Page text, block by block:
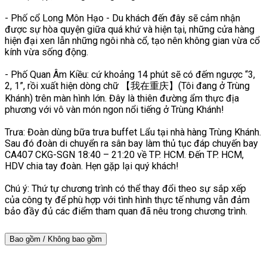
- Phố cổ Long Môn Hạo - Du khách đến đây sẽ cảm nhận
được sự hòa quyện giữa quá khứ và hiện tại, những cửa hàng
hiện đại xen lẫn những ngôi nhà cổ, tạo nên không gian vừa cổ
kính vừa sống động.
- Phố Quan Âm Kiều: cứ khoảng 14 phút sẽ có đếm ngược “3,
2, 1”, rồi xuất hiện dòng chữ 【我在重庆】(Tôi đang ở Trùng
Khánh) trên màn hình lớn. Đây là thiên đường ẩm thực địa
phương với vô vàn món ngon nổi tiếng ở Trùng Khánh!
Trưa: Đoàn dùng bữa trưa buffet Lẩu tại nhà hàng Trùng Khánh.
Sau đó đoàn di chuyển ra sân bay làm thủ tục đáp chuyến bay
CA407 CKG-SGN 18:40 – 21:20 về TP. HCM. Đến TP. HCM,
HDV chia tay đoàn. Hẹn gặp lại quý khách!
Chú ý: Thứ tự chương trình có thể thay đổi theo sự sắp xếp
của công ty để phù hợp với tình hình thực tế nhưng vẫn đảm
bảo đầy đủ các điểm tham quan đã nêu trong chương trình.
Bao gồm / Không bao gồm